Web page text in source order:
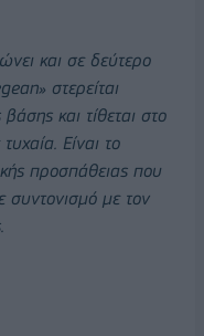
και σε δεύτερο
στερείται
και τίθεται στο
Είναι το
προσπάθειας που
συντονισμό με τον